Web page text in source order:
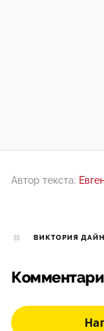
Автор текста:
ВИКТОРИЯ